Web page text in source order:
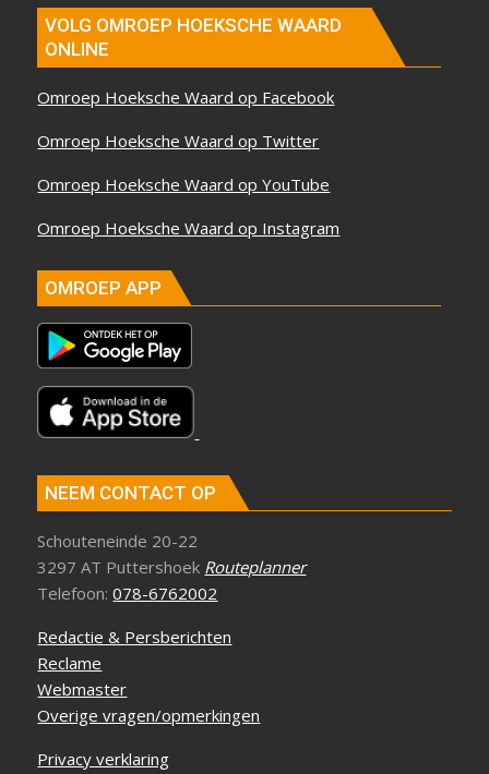
VOLG OMROEP HOEKSCHE WAARD
ONLINE
Omroep Hoeksche Waard op Facebook
Omroep Hoeksche Waard op Twitter
Omroep Hoeksche Waard op YouTube
Omroep Hoeksche Waard op Instagram
OMROEP APP
NEEM CONTACT OP
Schouteneinde 20-22
3297 AT Puttershoek Routeplanner
Telefoon:078-6762002
Redactie & Persberichten
Reclame
Webmaster
Overige vragen/opmerkingen
Privacy verklaring